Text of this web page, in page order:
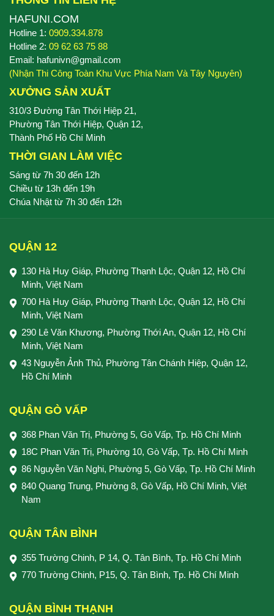
HAFUNI.COM
Hotline 1: 0909.334.878
Hotline 2: 09 62 63 75 88
Email: hafunivn@gmail.com
(Nhận Thi Công Toàn Khu Vực Phía Nam Và Tây Nguyên)
XƯỞNG SẢN XUẤT
310/3 Đường Tân Thới Hiệp 21,
Phường Tân Thới Hiệp, Quận 12,
Thành Phố Hồ Chí Minh
THỜI GIAN LÀM VIỆC
Sáng từ 7h 30 đến 12h
Chiều từ 13h đến 19h
Chúa Nhật từ 7h 30 đến 12h
QUẬN 12
130 Hà Huy Giáp, Phường Thạnh Lộc, Quận 12, Hồ Chí
Minh, Việt Nam
700 Hà Huy Giáp, Phường Thạnh Lộc, Quận 12, Hồ Chí
Minh, Việt Nam
290 Lê Văn Khương, Phường Thới An, Quận 12, Hồ Chí
Minh, Việt Nam
43 Nguyễn Ảnh Thủ, Phường Tân Chánh Hiệp, Quận 12,
Hồ Chí Minh
QUẬN GÒ VẤP
368 Phan Văn Trị, Phường 5, Gò Vấp, Tp. Hồ Chí Minh
18C Phan Văn Trị, Phường 10, Gò Vấp, Tp. Hồ Chí Minh
86 Nguyễn Văn Nghi, Phường 5, Gò Vấp, Tp. Hồ Chí Minh
840 Quang Trung, Phường 8, Gò Vấp, Hồ Chí Minh, Việt
Nam
QUẬN TÂN BÌNH
355 Trường Chinh, P 14, Q. Tân Bình, Tp. Hồ Chí Minh
770 Trường Chinh, P15, Q. Tân Bình, Tp. Hồ Chí Minh
QUẬN BÌNH THẠNH